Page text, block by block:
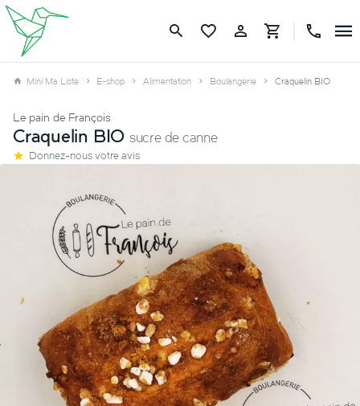
Mini Ma Liste E-shop Alimentation Boulangerie Craquelin BIO
Le pain de François
Craquelin BIO sucre de canne
Donnez-nous votre avis